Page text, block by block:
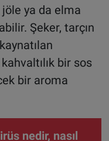
jöle ya da elma
Şeker, tarçın
bir sos
bir aroma
nedir, nasıl